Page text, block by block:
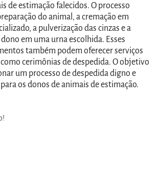
de estimação falecidos. O processo
do animal, a cremação em
a pulverização das cinzas e a
em uma urna escolhida. Esses
também podem oferecer serviços
cerimônias de despedida. O objetivo
um processo de despedida digno e
os donos de animais de estimação.